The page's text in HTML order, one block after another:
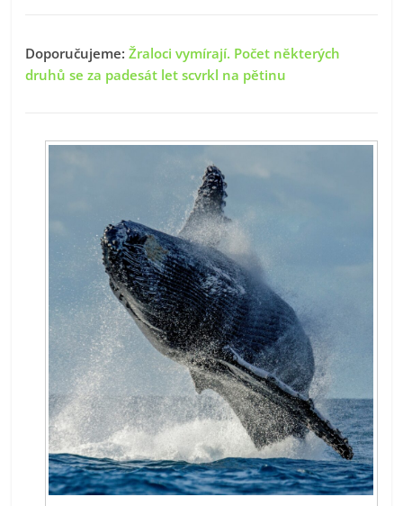
Doporučujeme:Žraloci vymírají. Počet některých
druhů se za padesát let scvrkl na pětinu